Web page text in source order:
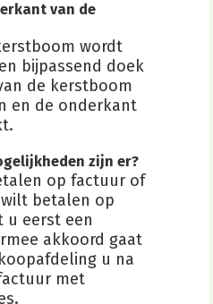
van de
wordt
bijpassend doek
de kerstboom
en de onderkant
zijn er?
op factuur of
wilt betalen op
eerst een
akkoord gaat
u na
met